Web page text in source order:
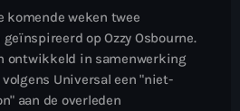
komende weken twee
op Ozzy Osbourne.
ontwikkeld in samenwerking
Universal een "niet-
aan de overleden